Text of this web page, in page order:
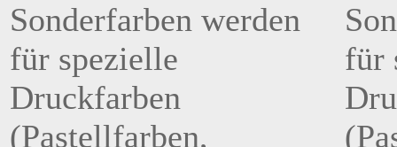
Sonderfarben werden
für spezielle
Druckfarben
(Pastellfarben,
für